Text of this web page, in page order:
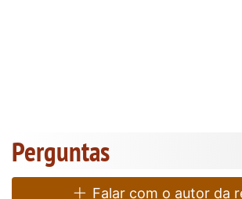
Perguntas
Falar com o autor da